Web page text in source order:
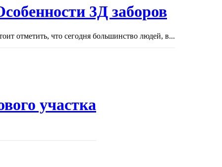
3Д заборов
отметить, что сегодня большинство людей, в...
участка